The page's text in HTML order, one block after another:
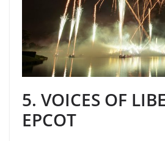
5. VOICES OF
EPCOT